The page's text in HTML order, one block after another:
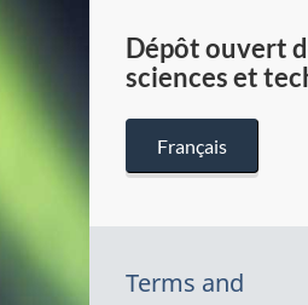
Dépôt ouvert
sciences et
Français
Terms and